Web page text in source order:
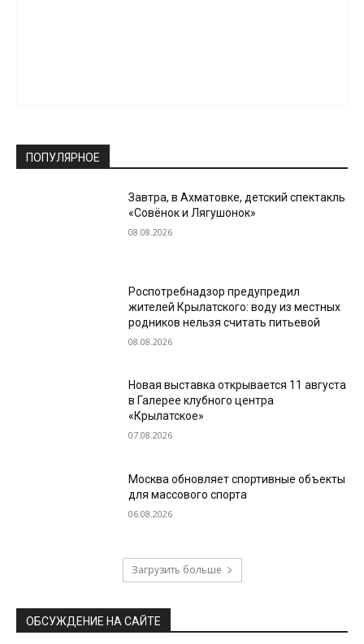
ПОПУЛЯРНОЕ
Завтра, в Ахматовке, детский спектакль
«Совёнок и Лягушонок»
08.08.2026
Роспотребнадзор предупредил
жителей Крылатского: воду из местных
родников нельзя считать питьевой
08.08.2026
Новая выставка открывается 11 августа
в Галерее клубного центра
«Крылатское»
07.08.2026
Москва обновляет спортивные объекты
для массового спорта
06.08.2026
Загрузить больше
ОБСУЖДЕНИЕ НА САЙТЕ